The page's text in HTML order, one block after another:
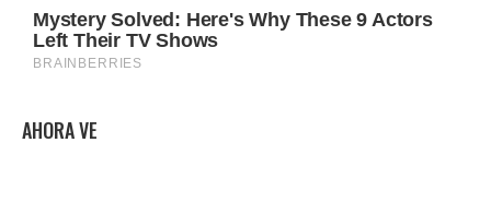
AHORA VE